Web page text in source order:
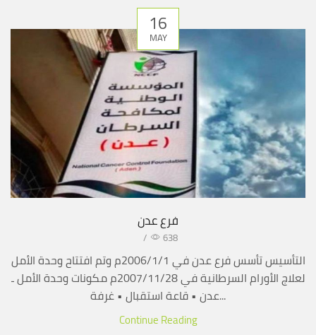
16
MAY
فرع عدن
/ 638
التأسيس تأسس فرع عدن في 2006/1/1م وتم افتتاح وحدة الأمل
لعلاج الأورام السرطانية في 2007/11/28م مكونات وحدة الأمل ـ
عدن • قاعة استقبال • غرفة...
Continue Reading